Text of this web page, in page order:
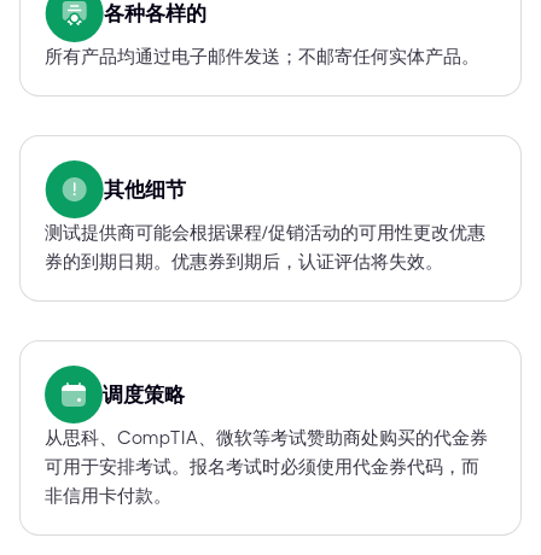
各种各样的
所有产品均通过电子邮件发送；不邮寄任何实体产品。
其他细节
测试提供商可能会根据课程/促销活动的可用性更改优惠
券的到期日期。优惠券到期后，认证评估将失效。
调度策略
从思科、CompTIA、微软等考试赞助商处购买的代金券
可用于安排考试。报名考试时必须使用代金券代码，而
非信用卡付款。